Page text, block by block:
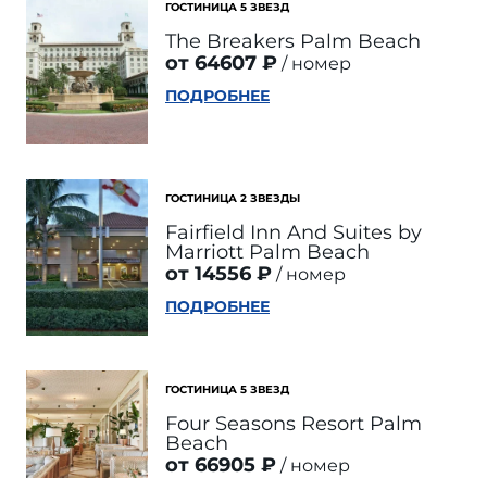
ГОСТИНИЦА 5 ЗВЕЗД
The Breakers Palm Beach
от 64607 ₽
номер
ПОДРОБНЕЕ
ГОСТИНИЦА 2 ЗВЕЗДЫ
Fairfield Inn And Suites by
Marriott Palm Beach
от 14556 ₽
номер
ПОДРОБНЕЕ
ГОСТИНИЦА 5 ЗВЕЗД
Four Seasons Resort Palm
Beach
от 66905 ₽
номер